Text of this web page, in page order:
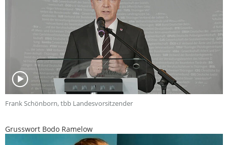
Frank Schönborn, tbb Landesvorsitzender
Grusswort Bodo Ramelow